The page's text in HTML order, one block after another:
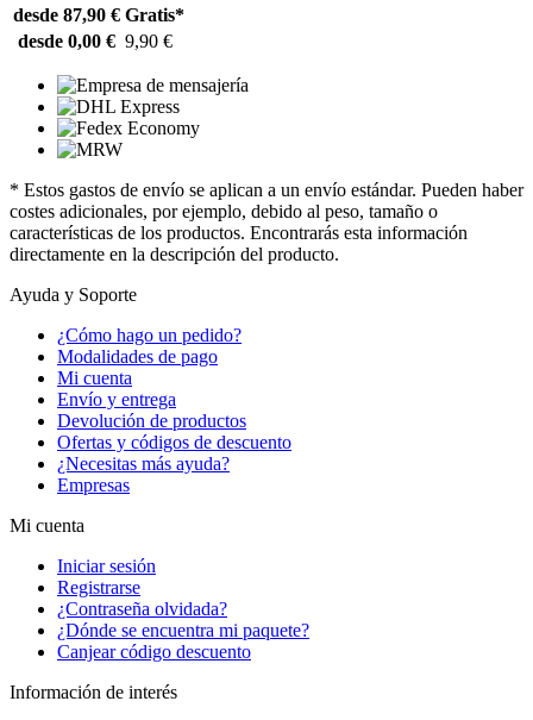
desde 87,90 € Gratis*
desde 0,00 € 9,90 €
* Estos gastos de envío se aplican a un envío estándar. Pueden haber
costes adicionales, por ejemplo, debido al peso, tamaño o
características de los productos. Encontrarás esta información
directamente en la descripción del producto.
Ayuda y Soporte
¿Cómo hago un pedido?
Modalidades de pago
Mi cuenta
Envío y entrega
Devolución de productos
Ofertas y códigos de descuento
¿Necesitas más ayuda?
Empresas
Mi cuenta
Iniciar sesión
Registrarse
¿Contraseña olvidada?
¿Dónde se encuentra mi paquete?
Canjear código descuento
Información de interés